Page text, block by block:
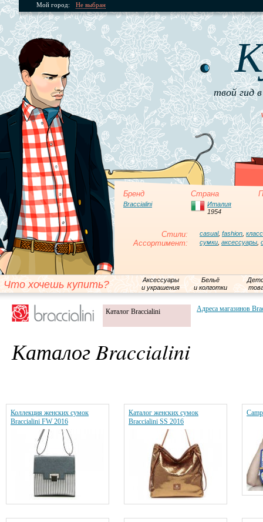
Мой город: Не выбран
твой гид
Бренд Страна
Braccialini
Италия
1954
Стили: casual, fashion
Ассортимент: сумки аксессуары
Что хочешь купить?
Аксессуары
и украшения
Бельё
и колготки
Каталог Braccialini Адреса магазинов
Каталог Braccialini
Коллекция женских сумок
Braccialini FW 2016
Каталог женских сумок
Braccialini SS 2016